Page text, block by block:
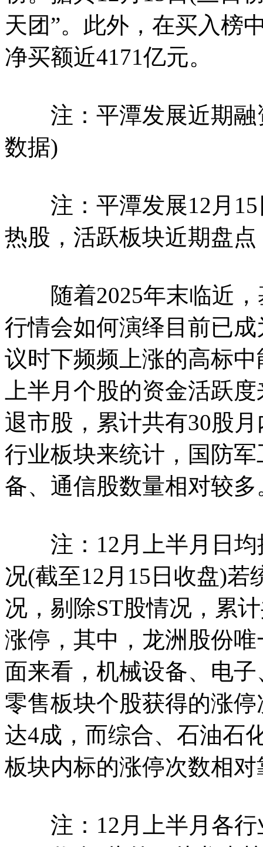
天团”。此外，在买入榜
净买额近4171亿元。
注：平潭发展近期融
数据)
注：平潭发展12月15
热股，活跃板块近期盘点
随着2025年末临近，
行情会如何演绎目前已
议时下频频上涨的高标
上半月个股的资金活跃
退市股，累计共有30股
行业板块来统计，国防
备、通信股数量相对
注：12月上半月日均
况(截至12月15日收盘)
况，剔除ST股情况，累
涨停，其中，龙洲股份
面来看，机械设备、电
零售板块个股获得的涨
达4成，而综合、石油石
板块内标的涨停次数
注：12月上半月各行